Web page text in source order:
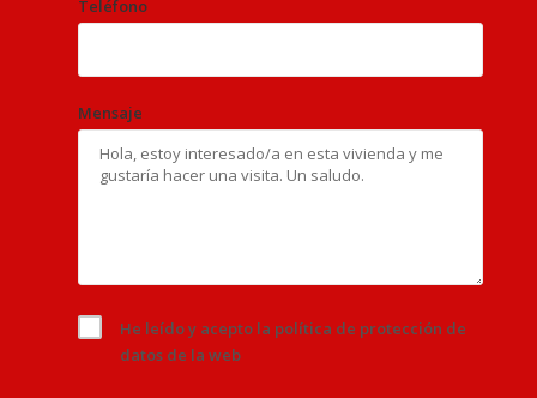
Teléfono
Mensaje
He leído y acepto la política de protección de
datos de la web